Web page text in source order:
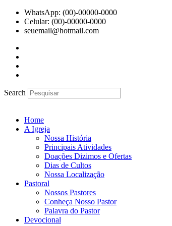
para
WhatsApp: (00)-00000-0000
Celular: (00)-00000-0000
seuemail@hotmail.com
Search
Home
A Igreja
Nossa História
Principais Atividades
Doações Dizimos e Ofertas
Dias de Cultos
Nossa Localização
Pastoral
Nossos Pastores
Conheça Nosso Pastor
Palavra do Pastor
Devocional